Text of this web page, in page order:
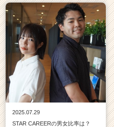
2025.07.29
STAR CAREERの男女比率は？